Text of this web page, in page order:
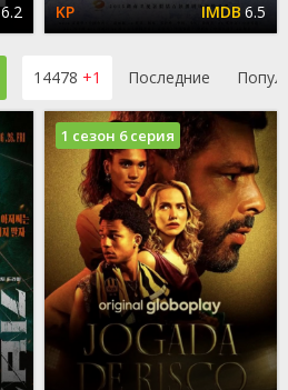
6.2
6.5
14478 +1 Последние
1 сезон 6 серия